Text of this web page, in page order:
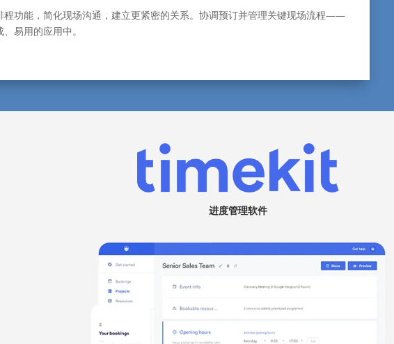
程功能，简化现场沟通，建立更紧密的关系。协调预订并管理关键现场流程——
易用的应用中。
进度管理软件